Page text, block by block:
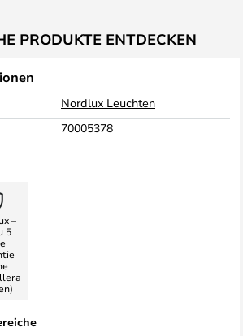
PRODUKTE ENTDECKEN
Nordlux Leuchten
70005378
–
5